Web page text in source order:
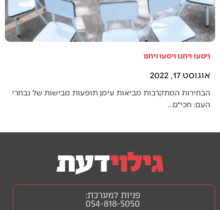
ויסעו ויחנו ויסעו ויחנו
אוגוסט 17, 2022
הבחירות המתקרבות מביאות עימן תופעות מבישות של נבחרי
העם: חכי״ם…
פניות למערכת:
054-818-5050